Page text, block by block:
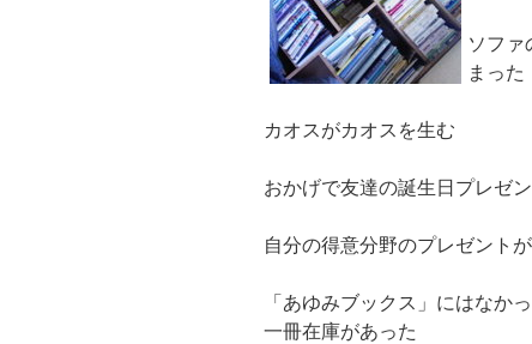
ソファ
まった
カオスがカオスを生む
おかげで友達の誕生日プレゼ
自分の得意分野のプレゼント
「あゆみブックス」にはなか
一冊在庫があった